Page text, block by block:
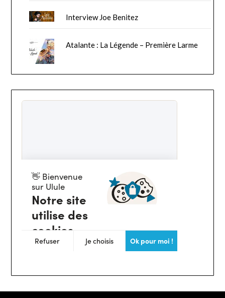
Interview Joe Benitez
Atalante : La Légende – Première Larme